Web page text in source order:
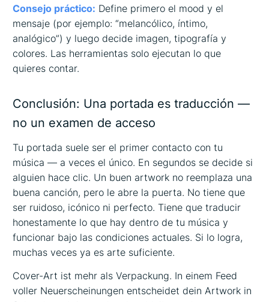
Consejo práctico: Define primero el mood y el
mensaje (por ejemplo: “melancólico, íntimo,
analógico”) y luego decide imagen, tipografía y
colores. Las herramientas solo ejecutan lo que
quieres contar.
Conclusión: Una portada es traducción —
no un examen de acceso
Tu portada suele ser el primer contacto con tu
música — a veces el único. En segundos se decide si
alguien hace clic. Un buen artwork no reemplaza una
buena canción, pero le abre la puerta. No tiene que
ser ruidoso, icónico ni perfecto. Tiene que traducir
honestamente lo que hay dentro de tu música y
funcionar bajo las condiciones actuales. Si lo logra,
muchas veces ya es arte suficiente.
Cover-Art ist mehr als Verpackung. In einem Feed
voller Neuerscheinungen entscheidet dein Artwork in